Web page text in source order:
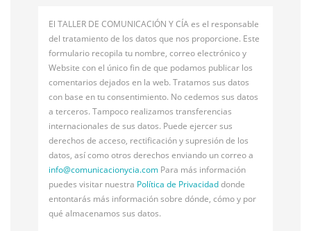
El TALLER DE COMUNICACIÓN Y CÍA es el responsable
del tratamiento de los datos que nos proporcione. Este
formulario recopila tu nombre, correo electrónico y
Website con el único fin de que podamos publicar los
comentarios dejados en la web. Tratamos sus datos
con base en tu consentimiento. No cedemos sus datos
a terceros. Tampoco realizamos transferencias
internacionales de sus datos. Puede ejercer sus
derechos de acceso, rectificación y supresión de los
datos, así como otros derechos enviando un correo a
info@comunicacionycia.com Para más información
puedes visitar nuestra Política de Privacidaddonde
entontarás más información sobre dónde, cómo y por
qué almacenamos sus datos.